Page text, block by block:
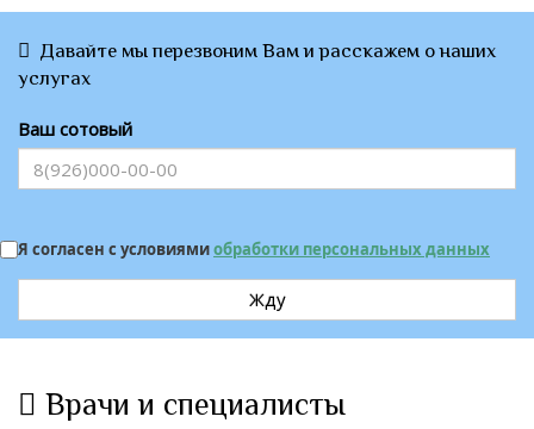
Давайте мы перезвоним Вам и расскажем о наших
услугах
Ваш сотовый
Я согласен с условиямиобработки персональных данных
Жду
Врачи и специалисты